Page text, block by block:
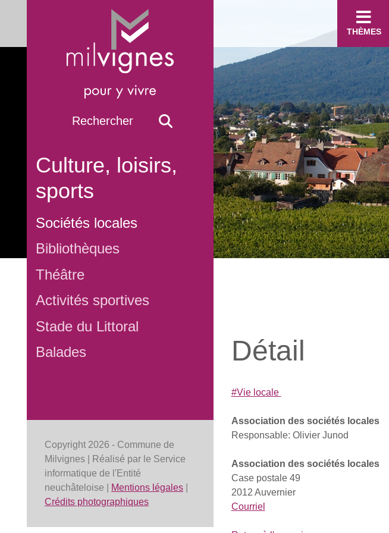
THÈMES
Culture, loisirs,
sports
Sociétés locales
Bibliothèques
Théâtre
Activités sportives
Stade du Littoral
Balades
Copyright 2026 - Commune de
Milvignes | Réalisé par le Service
informatique de l'Entité
neuchâteloise |
Mentions légales
Crédits photographiques
Détail
#Vie locale
Association des sociétés locales
Responsable: Olivier Junod
Association des sociétés locales
Case postale 49
2012 Auvernier
Courriel